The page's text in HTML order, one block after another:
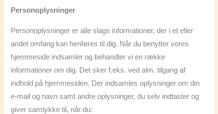
Personoplysninger
Personoplysninger er alle slags informationer, der i et eller
andet omfang kan henføres til dig. Når du benytter vores
hjemmeside indsamler og behandler vi en række
informationer om dig. Det sker f.eks. ved alm. tilgang af
indhold på hjemmesiden. Der indsamles oplysninger om din
e-mail og navn samt andre oplysninger, du selv indtaster og
giver samtykke til, når du: